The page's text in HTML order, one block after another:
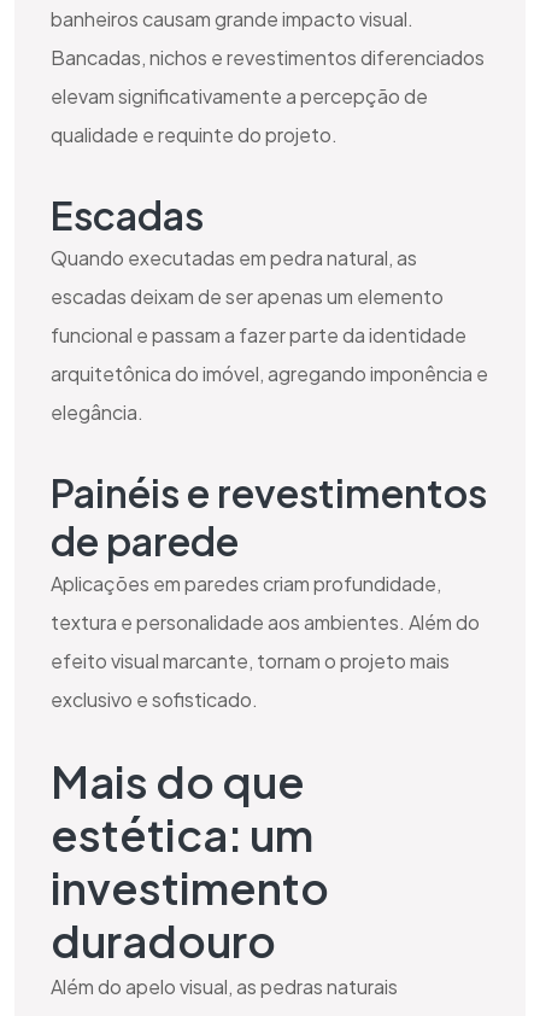
banheiros causam grande impacto visual.
Bancadas, nichos e revestimentos diferenciados
elevam significativamente a percepção de
qualidade e requinte do projeto.
Escadas
Quando executadas em pedra natural, as
escadas deixam de ser apenas um elemento
funcional e passam a fazer parte da identidade
arquitetônica do imóvel, agregando imponência e
elegância.
Painéis e revestimentos
de parede
Aplicações em paredes criam profundidade,
textura e personalidade aos ambientes. Além do
efeito visual marcante, tornam o projeto mais
exclusivo e sofisticado.
Mais do que
estética: um
investimento
duradouro
Além do apelo visual, as pedras naturais